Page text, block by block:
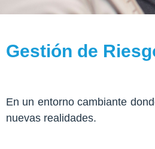
Gestión de
En un entorno cambiante
nuevas realidades.